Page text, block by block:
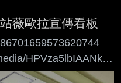
薇歐拉宣傳看板
HPVza5lbIAANk3e